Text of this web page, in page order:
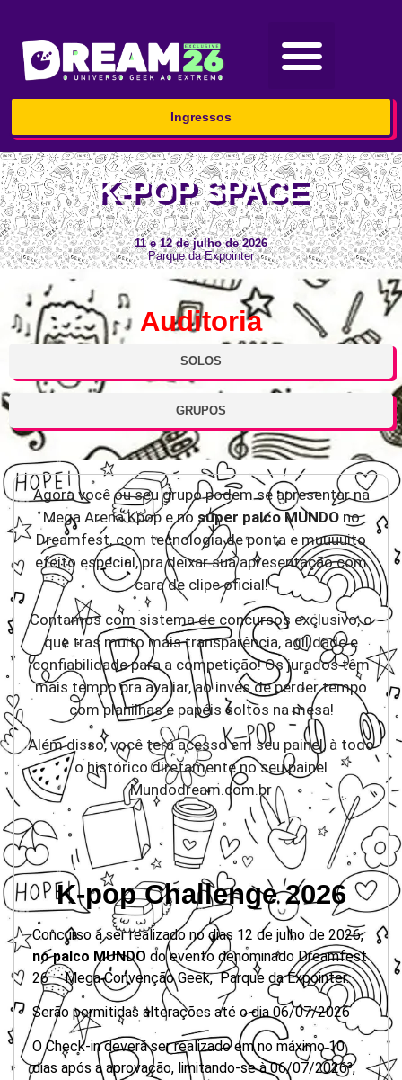
Ingressos
K-POP SPACE
11 e 12 de julho de 2026
Parque da Expointer
Auditoria
SOLOS
GRUPOS
Agora você ou seu grupo podem se apresentar na
Mega Arena Kpop e no super palco MUNDOno
Dreamfest, com tecnologia de ponta e muuuuito
efeito especial, pra deixar sua apresentação com
cara de clipe oficial!
Contamos com sistema de concursos exclusivo, o
que tras muito mais transparência, agilidade e
confiabilidade para a competição! Os jurados têm
mais tempo pra avaliar, ao invés de perder tempo
com planilhas e papéis soltos na mesa!
Além disso, você terá acesso em seu painel, à todo
o histórico diretamente no seu painel
Mundodream.com.br
K-pop Challenge 2026
Concurso a ser realizado no dias 12 de julho de 2026,
no palco MUNDO do evento denominado Dreamfest
26 – Mega Convenção Geek, Parque da Expointer.
Serão permitidas alterações até o dia 06/07/2026
O Check-in deverá ser realizado em no máximo 10
dias após a aprovação, limitando-se à 06/07/2026³,